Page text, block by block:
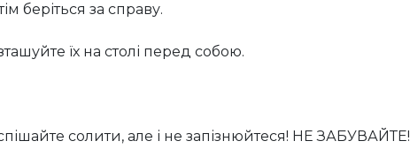
беріться за справу.
їх на столі перед собою.
солити, але і не запізнюйтеся! НЕ ЗАБУВАЙТЕ!